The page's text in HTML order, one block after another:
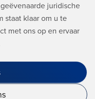
juridische
staat klaar om u te
met ons op en ervaar